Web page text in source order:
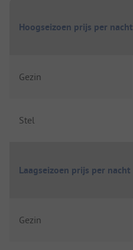
Hoogseizoen prijs per nacht
Gezin
Stel
Laagseizoen prijs per nacht
Gezin